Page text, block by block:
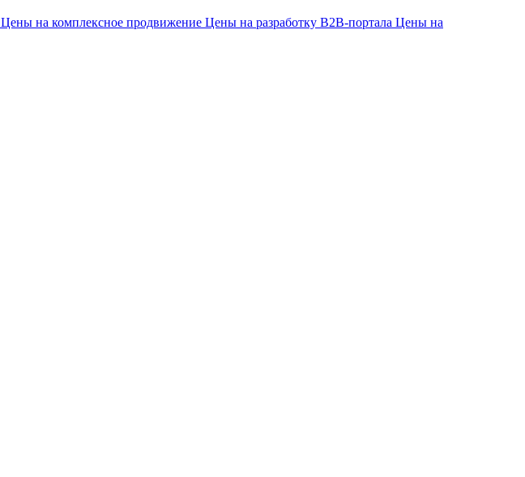
Цены на комплексное продвижение Цены на разработку В2В-портала Цены на